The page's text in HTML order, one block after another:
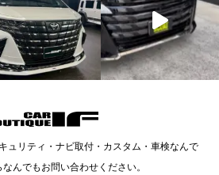
ュリティ・ナビ取付・カスタム・車検なんで
んでもお問い合わせください。